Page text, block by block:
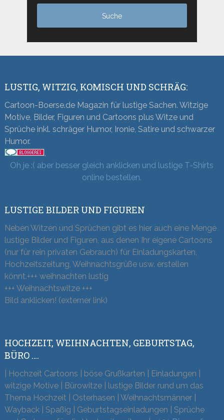
LUSTIG, WITZIG, KOMISCH UND SCHRÄG:
Cartoon-Boerse.de Magazin für lustige Sachen. Witzige
Motive, Bilder, Figuren und Cartoons plus Witze und
Sprüche inkl. schräger Humor, Ironie, Satire und schwarzer
Humor.
.
Oh je :( aber besser gleich anklicken und lustige T-Shirts
online bestellen.
LUSTIGE BILDER UND FIGUREN
Neben Witzen und Sprüchen gibt es hier auch eine Menge
lustige Bilder und Figuren, aus denen Ihr eigene Cartoons
(nur für rein privaten Gebrauch) für Einladungskarten,
Hochzeitszeitung, Weihnachtsgrüße usw. erstellen
könnt.+++ weihnachten lustig
+++ Weihnachtswitze +++
Bild anklicken! (externer link)
HOCHZEIT, WEIHNACHTEN, GEBURTSTAG,
BÜRO ….
| Hochzeit Cartoons | böse Grußkarten | Einladungen |
witzige Motive | Bürowitze | lustige Bilder rund um das
Thema Hochzeit | Osterhasen | Weihnachtsmänner |
Wayback | Spaßig | Geburtstagseinladungen | Sprüche